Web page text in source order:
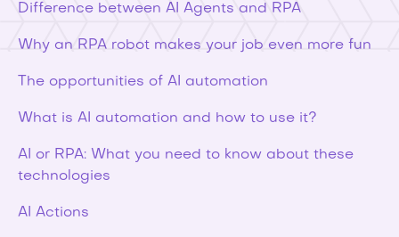
Difference between AI Agents and RPA
Why an RPA robot makes your job even more fun
The opportunities of AI automation
What is AI automation and how to use it?
AI or RPA: What you need to know about these
technologies
AI Actions